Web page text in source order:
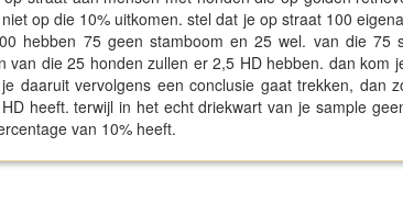
op die 10% uitkomen. stel dat je op straat 100
hebben 75 geen stamboom en 25 wel. van die 75
van die 25 honden zullen er 2,5 HD hebben. dan kom
daaruit vervolgens een conclusie gaat trekken, dan
heeft. terwijl in het echt driekwart van je sample
van 10% heeft.